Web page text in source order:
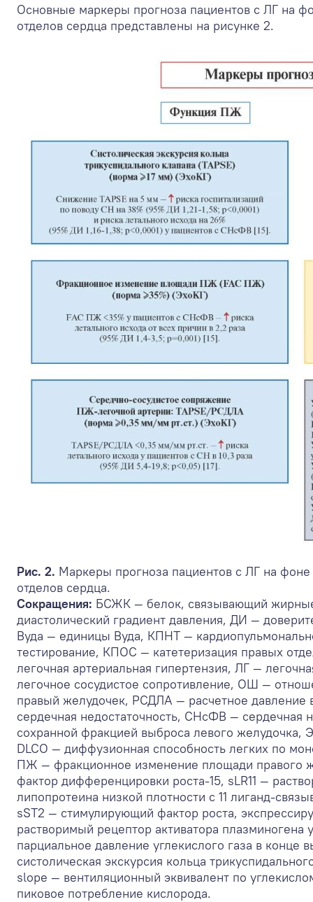
Основные маркеры прогноза пациентов с ЛГ на
отделов сердца представлены на рисунке 2.
Рис. 2. Маркеры прогноза пациентов с ЛГ на
отделов сердца.
Сокращения: БСЖК — белок, связывающий
диастолический градиент давления, ДИ —
Вуда — единицы Вуда, КПНТ —
тестирование, КПОС — катетеризация правых
легочная артериальная гипертензия, ЛГ —
легочное сосудистое сопротивление, ОШ —
правый желудочек, РСДЛА — расчетное давление
сердечная недостаточность, СНсФВ — сердечная
сохранной фракцией выброса левого желудочка,
DLCO — диффузионная способность легких по
ПЖ — фракционное изменение площади правого
фактор дифференцировки роста-15, sLR11 —
липопротеина низкой плотности с 11 лиганд-
sST2 — стимулирующий фактор роста,
растворимый рецептор активатора плазминогена
парциальное давление углекислого газа в конце
систолическая экскурсия кольца
slope — вентиляционный эквивалент по
пиковое потребление кислорода.